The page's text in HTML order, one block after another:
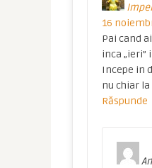
16
Pai cand
inca „ieri”
Incepe in
nu chiar
Răspunde